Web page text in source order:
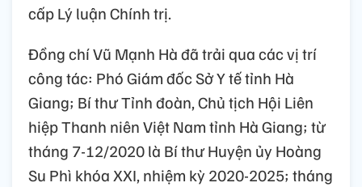
cấp Lý luận Chính trị.
Đồng chí Vũ Mạnh Hà đã trải qua các vị trí
công tác: Phó Giám đốc Sở Y tế tỉnh Hà
Giang; Bí thư Tỉnh đoàn, Chủ tịch Hội Liên
hiệp Thanh niên Việt Nam tỉnh Hà Giang; từ
tháng 7-12/2020 là Bí thư Huyện ủy Hoàng
Su Phì khóa XXI, nhiệm kỳ 2020-2025; tháng